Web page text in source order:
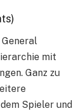
General
mit
Ganz zu
Spieler und